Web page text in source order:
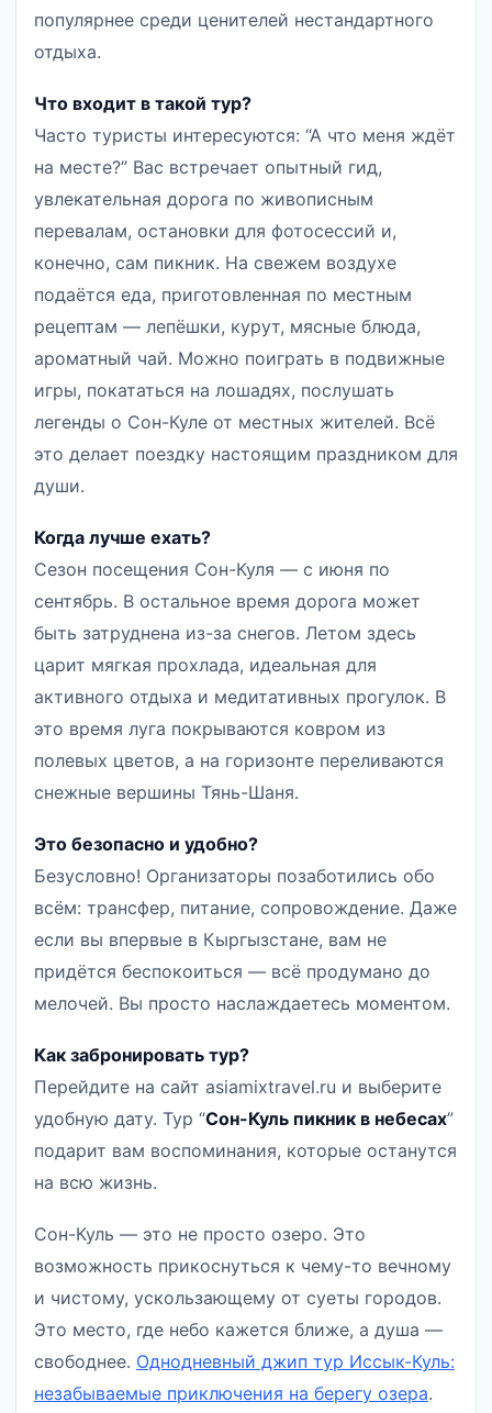
популярнее среди ценителей нестандартного
отдыха.
Что входит в такой тур?
Часто туристы интересуются: “А что меня ждёт
на месте?” Вас встречает опытный гид,
увлекательная дорога по живописным
перевалам, остановки для фотосессий и,
конечно, сам пикник. На свежем воздухе
подаётся еда, приготовленная по местным
рецептам — лепёшки, курут, мясные блюда,
ароматный чай. Можно поиграть в подвижные
игры, покататься на лошадях, послушать
легенды о Сон-Куле от местных жителей. Всё
это делает поездку настоящим праздником для
души.
Когда лучше ехать?
Сезон посещения Сон-Куля — с июня по
сентябрь. В остальное время дорога может
быть затруднена из-за снегов. Летом здесь
царит мягкая прохлада, идеальная для
активного отдыха и медитативных прогулок. В
это время луга покрываются ковром из
полевых цветов, а на горизонте переливаются
снежные вершины Тянь-Шаня.
Это безопасно и удобно?
Безусловно! Организаторы позаботились обо
всём: трансфер, питание, сопровождение. Даже
если вы впервые в Кыргызстане, вам не
придётся беспокоиться — всё продумано до
мелочей. Вы просто наслаждаетесь моментом.
Как забронировать тур?
Перейдите на сайт asiamixtravel.ru и выберите
удобную дату. Тур “Сон-Куль пикник в небесах”
подарит вам воспоминания, которые останутся
на всю жизнь.
Сон-Куль — это не просто озеро. Это
возможность прикоснуться к чему-то вечному
и чистому, ускользающему от суеты городов.
Это место, где небо кажется ближе, а душа —
свободнее. Однодневный джип тур Иссык-Куль:
незабываемые приключения на берегу озера.